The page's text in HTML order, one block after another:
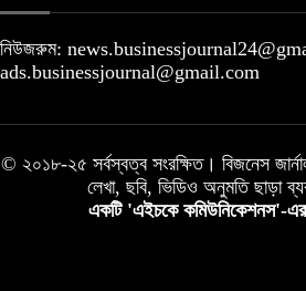
নিউজরুম:
ads.businessjournal@gmail.com
© ২০১৮-২৫ সর্বস্বত্ব সংরক্ষিত। বিজনেস
লেখা, ছবি, ভিডিও অনুমতি ছাড়া
একটি 'এইচকে কমিউনিকেশনস'-এর